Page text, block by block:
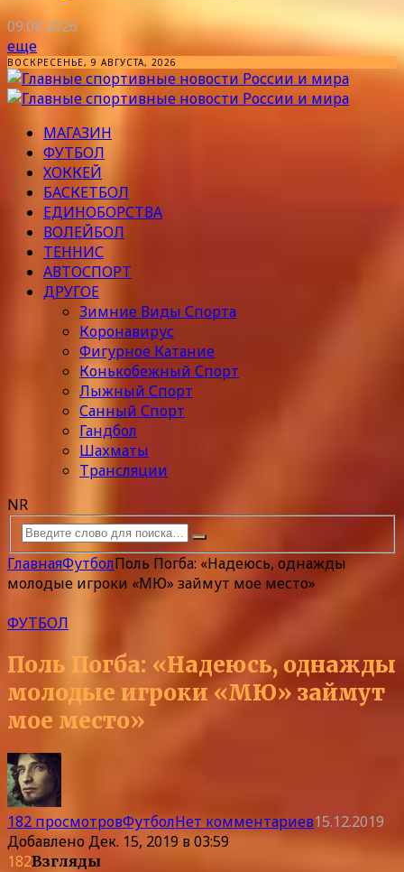
09.08.2026
еще
ВОСКРЕСЕНЬЕ, 9 АВГУСТА, 2026
МАГАЗИН
ФУТБОЛ
ХОККЕЙ
БАСКЕТБОЛ
ЕДИНОБОРСТВА
ВОЛЕЙБОЛ
ТЕННИС
АВТОСПОРТ
ДРУГОЕ
Зимние Виды Спорта
Коронавирус
Фигурное Катание
Конькобежный Спорт
Лыжный Спорт
Санный Спорт
Гандбол
Шахматы
Трансляции
NR
ГлавнаяФутболПоль Погба: «Надеюсь, однажды
молодые игроки «МЮ» займут мое место»
ФУТБОЛ
Поль Погба: «Надеюсь, однажды
молодые игроки «МЮ» займут
мое место»
182 просмотровФутболНет комментариев15.12.2019
ДобавленоДек. 15, 2019 в 03:59
182Взгляды